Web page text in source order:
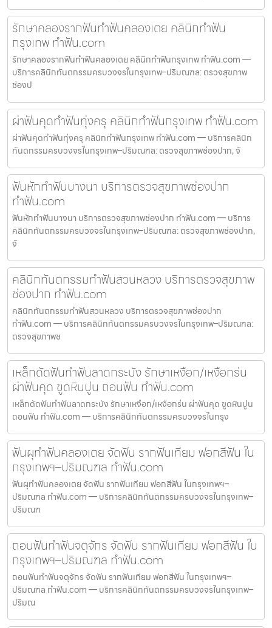
รักษาคลองรากฟันทำฟันคลองเตย คลินิกทำฟัน
กรุงเทพ ทำฟัน.com
รักษาคลองรากฟันทำฟันคลองเตย คลินิกทำฟันกรุงเทพ ทำฟัน.com —
บริการคลินิกทันตกรรมครบวงจรในกรุงเทพ–ปริมณฑล: ตรวจสุขภาพ
ช่องป
ผ่าฟันคุดทำฟันทุ่งครุ คลินิกทำฟันกรุงเทพ ทำฟัน.com
ผ่าฟันคุดทำฟันทุ่งครุ คลินิกทำฟันกรุงเทพ ทำฟัน.com — บริการคลินิก
ทันตกรรมครบวงจรในกรุงเทพ–ปริมณฑล: ตรวจสุขภาพช่องปาก, จั
ฟันหักทำฟันบางนา บริการตรวจสุขภาพช่องปาก
ทำฟัน.com
ฟันหักทำฟันบางนา บริการตรวจสุขภาพช่องปาก ทำฟัน.com — บริการ
คลินิกทันตกรรมครบวงจรในกรุงเทพ–ปริมณฑล: ตรวจสุขภาพช่องปาก,
จั
คลินิกทันตกรรมทำฟันสวนหลวง บริการตรวจสุขภาพ
ช่องปาก ทำฟัน.com
คลินิกทันตกรรมทำฟันสวนหลวง บริการตรวจสุขภาพช่องปาก
ทำฟัน.com — บริการคลินิกทันตกรรมครบวงจรในกรุงเทพ–ปริมณฑล:
ตรวจสุขภาพช
เหล็กดัดฟันทำฟันลาดกระบัง รักษาเหงือก/เหงือกร่น
ผ่าฟันคุด ขูดหินปูน ถอนฟัน ทำฟัน.com
เหล็กดัดฟันทำฟันลาดกระบัง รักษาเหงือก/เหงือกร่น ผ่าฟันคุด ขูดหินปูน
ถอนฟัน ทำฟัน.com — บริการคลินิกทันตกรรมครบวงจรในกรุง
ฟันผุทำฟันคลองเตย จัดฟัน รากฟันเทียม ฟอกสีฟัน ใน
กรุงเทพฯ–ปริมณฑล ทำฟัน.com
ฟันผุทำฟันคลองเตย จัดฟัน รากฟันเทียม ฟอกสีฟัน ในกรุงเทพฯ–
ปริมณฑล ทำฟัน.com — บริการคลินิกทันตกรรมครบวงจรในกรุงเทพ–
ปริมณฑ
ถอนฟันทำฟันจตุจักร จัดฟัน รากฟันเทียม ฟอกสีฟัน ใน
กรุงเทพฯ–ปริมณฑล ทำฟัน.com
ถอนฟันทำฟันจตุจักร จัดฟัน รากฟันเทียม ฟอกสีฟัน ในกรุงเทพฯ–
ปริมณฑล ทำฟัน.com — บริการคลินิกทันตกรรมครบวงจรในกรุงเทพ–
ปริมณ